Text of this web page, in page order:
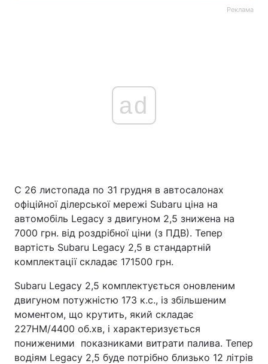
Реклама
ad
C 26 листопада по 31 грудня в автосалонах
офіційної ділерської мережі Subaru ціна на
автомобіль Legacy з двигуном 2,5 знижена на
7000 грн. від роздрібної ціни (з ПДВ). Тепер
вартість Subaru Legacy 2,5 в стандартній
комплектації складає 171500 грн.
Subaru Legacy 2,5 комплектується оновленим
двигуном потужністю 173 к.с., із збільшеним
моментом, що крутить, який складає
227НМ/4400 об.хв, і характеризується
пониженими показниками витрати палива. Тепер
водіям Legacy 2,5 буде потрібно близько 12 літрів